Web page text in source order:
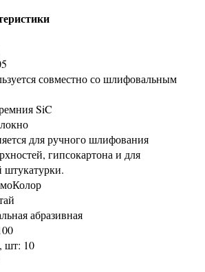
совместно со шлифовальным
SiC
для ручного шлифования
гипсокартона и для
штукатурки.
абразивная
шт: 10